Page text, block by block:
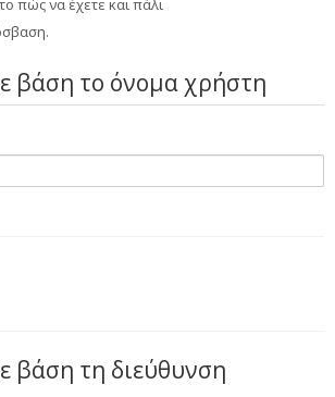
πώς να έχετε και πάλι
βάση το όνομα χρήστη
βάση τη διεύθυνση